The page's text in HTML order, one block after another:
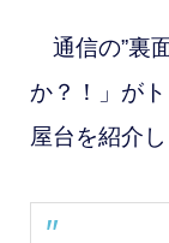
通信の”裏
か？！」が
屋台を紹介し